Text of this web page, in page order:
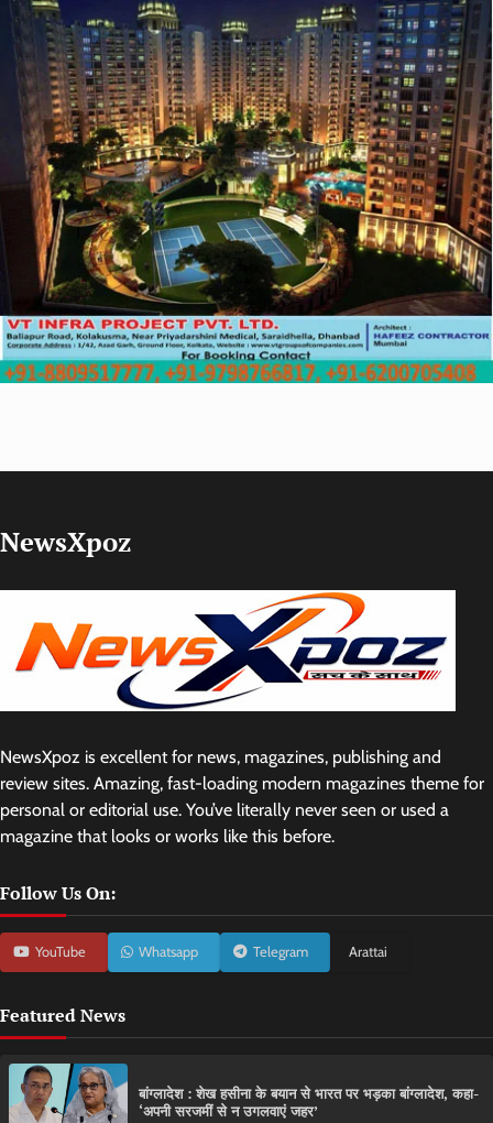
NewsXpoz
NewsXpoz is excellent for news, magazines, publishing and
review sites. Amazing, fast-loading modern magazines theme for
personal or editorial use. You’ve literally never seen or used a
magazine that looks or works like this before.
Follow Us On:
YouTube Whatsapp Telegram Arattai
Featured News
बांग्लादेश : शेख हसीना के बयान से भारत पर भड़का बांग्लादेश, कहा-
‘अपनी सरजमीं से न उगलवाएं जहर’